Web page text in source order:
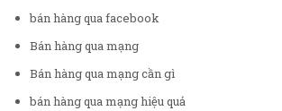
bán hàng qua facebook
Bán hàng qua mạng
Bán hàng qua mạng cần gì
bán hàng qua mạng hiệu quả